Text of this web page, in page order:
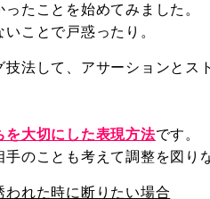
たことを始めてみました。
ことで戸惑ったり。
法して、アサーションとス
を大切にした表現方法です。
のことも考えて調整を図り
れた時に断りたい場合